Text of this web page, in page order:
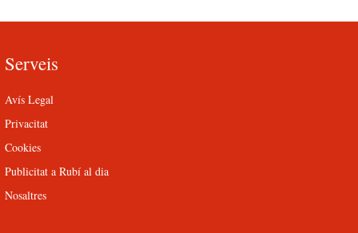
Serveis
Avís Legal
Privacitat
Cookies
Publicitat a Rubí al dia
Nosaltres